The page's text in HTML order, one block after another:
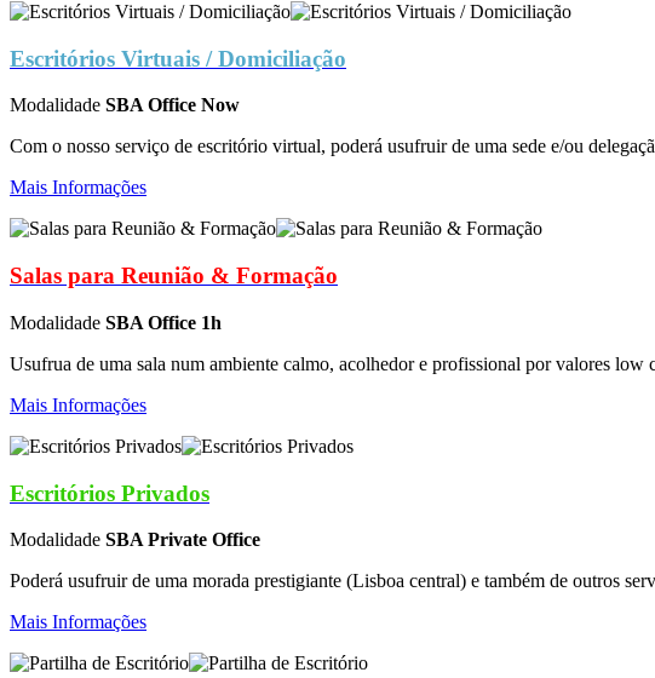
Escritórios Virtuais / Domiciliação
Modalidade SBA Office Now
Com o nosso serviço de escritório virtual, poderá usufruir de uma sede e/ou
Mais Informações
Salas para Reunião & Formação
Modalidade SBA Office 1h
Usufrua de uma sala num ambiente calmo, acolhedor e profissional por valores low
Mais Informações
Escritórios Privados
Modalidade SBA Private Office
Poderá usufruir de uma morada prestigiante (Lisboa central) e também de outros
Mais Informações